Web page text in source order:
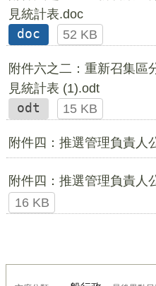
見統計表.doc
doc
52 KB
附件六之二：重新召集區
見統計表 (1).odt
odt
15 KB
附件四：推選管理負責人
附件四：推選管理負責人
16 KB